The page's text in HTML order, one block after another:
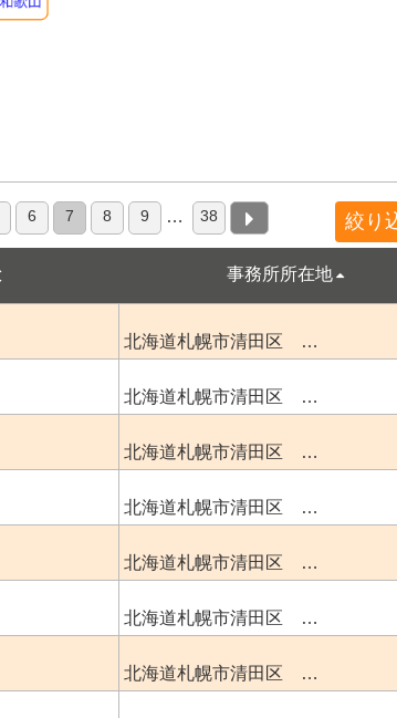
6 7 8 9 … 38 絞り
事務所所在地
北海道札幌市清田区 …
北海道札幌市清田区 …
北海道札幌市清田区 …
北海道札幌市清田区 …
北海道札幌市清田区 …
北海道札幌市清田区 …
北海道札幌市清田区 …